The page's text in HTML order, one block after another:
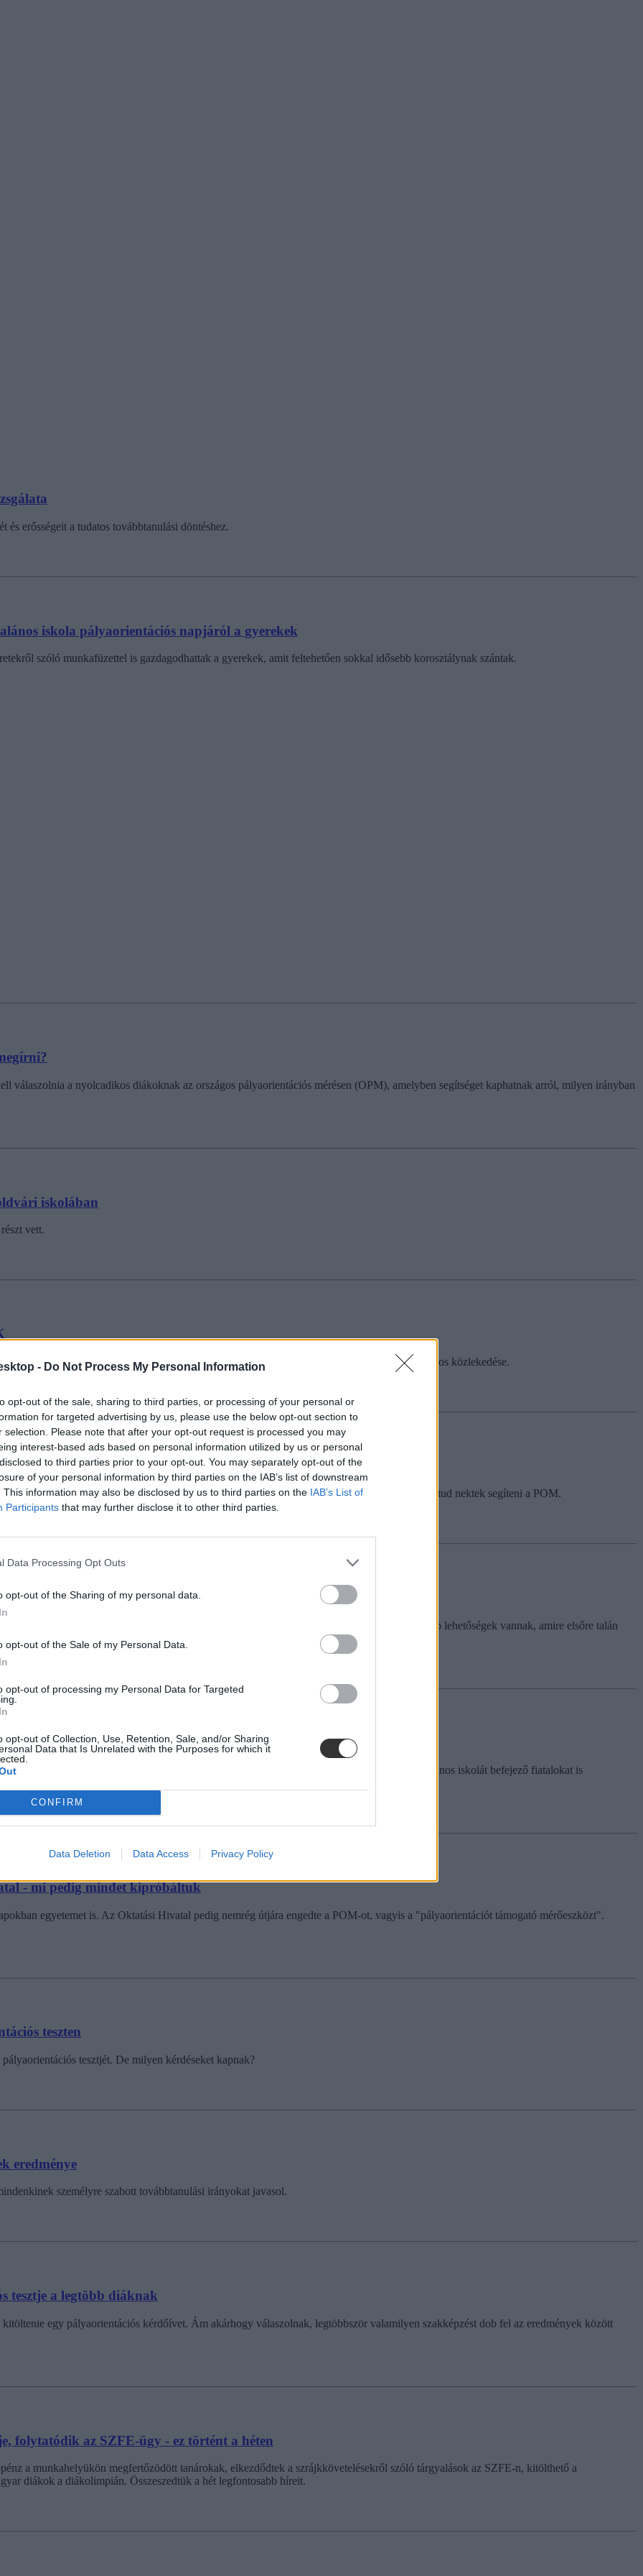
- Do Not Process My Personal Information
opt-out of the sale, sharing to third parties, or processing of your personal or
for targeted advertising by us, please use the below opt-out section to
selection. Please note that after your opt-out request is processed you may
interest-based ads based on personal information utilized by us or personal
to third parties prior to your opt-out. You may separately opt-out of the
of your personal information by third parties on the IAB’s list of downstream
This information may also be disclosed by us to third parties on the IAB’s List of
Participants that may further disclose it to other third parties.
Data Processing Opt Outs
opt-out of the Sharing of my personal data.
opt-out of the Sale of my Personal Data.
opt-out of processing my Personal Data for Targeted
opt-out of Collection, Use, Retention, Sale, and/or Sharing
Data that Is Unrelated with the Purposes for which it
CONFIRM
Data Deletion Data Access Privacy Policy
erősségeit a tudatos továbbtanulási döntéshez.
iskola pályaorientációs napjáról a gyerekek
szóló munkafüzettel is gazdagodhattak a gyerekek, amit feltehetően sokkal idősebb korosztálynak szántak.
válaszolnia a nyolcadikos diákoknak az országos pályaorientációs mérésen (OPM), amelyben segítséget kaphatnak arról, milyen irányban
iskolában
vett.
zajlik náluk egy nap, milyen feladatokat végeznek azért, hogy fenntartható legyen a főváros közlekedése.
mert az önismeret mellett az egyes szakmák, képzettségek világát is ismerni kell. Ebben tud nektek segíteni a POM.
milyen szakmákból válogathattok
a filmeket és szívesen ki is próbálnátok magatokat a szakmában. Izgalmasabbnál izgalmasabb lehetőségek vannak, amire elsőre talán
kérdéssor után kaphatunk segítséget, hogy merre menjünk tovább. Az érettségiző és az általános iskolát befejező fiatalokat is
- mi pedig mindet kipróbáltuk
egyetemet is. Az Oktatási Hivatal pedig nemrég útjára engedte a POM-ot, vagyis a "pályaorientációt támogató mérőeszközt".
teszten
tesztjét. De milyen kérdéseket kapnak?
eredménye
személyre szabott továbbtanulási irányokat javasol.
tesztje a legtöbb diáknak
egy pályaorientációs kérdőívet. Ám akárhogy válaszolnak, legtöbbször valamilyen szakképzést dob fel az eredmények között
folytatódik az SZFE-ügy - ez történt a héten
a munkahelyükön megfertőzödött tanárokak, elkezdődtek a szrájkkövetelésekről szóló tárgyalások az SZFE-n, kitölthető a
diákok a diákolimpián. Összeszedtük a hét legfontosabb híreit.